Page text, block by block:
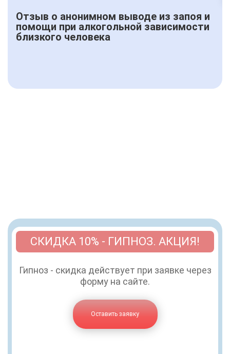
Отзыв о анонимном выводе из запоя и
помощи при алкогольной зависимости
близкого человека
СКИДКА 10% - ГИПНОЗ. АКЦИЯ!
Гипноз - скидка действует при заявке через
форму на сайте.
Оставить заявку